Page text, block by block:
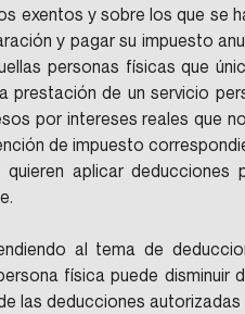
exentos y sobre los que se
y pagar su impuesto
personas físicas que
prestación de un servicio
por intereses reales que
de impuesto
aplicar deducciones
al tema de
física puede disminuir
las deducciones